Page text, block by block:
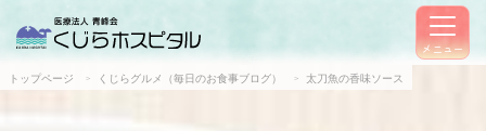
メニュー
トップページ くじらグルメ（毎日のお食事ブログ） 太刀魚の香味ソース